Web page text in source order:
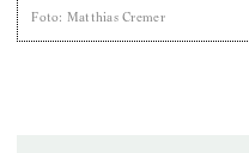
Foto: Matthias Cremer